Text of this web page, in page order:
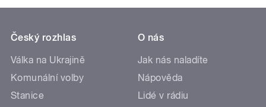
Český rozhlas
Válka na Ukrajině
Komunální volby
Stanice
O nás
Jak nás naladíte
Nápověda
Lidé v rádiu